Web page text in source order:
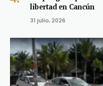
libertad en Cancún
31 julio, 2026